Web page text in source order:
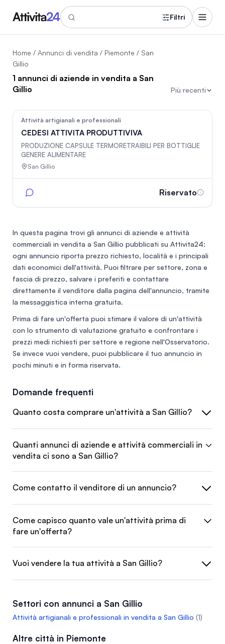
Filtri
Home / Annunci di vendita / Piemonte / San
Gillio
1 annunci di aziende in vendita a San
Gillio
Più recenti
Attività artigianali e professionali
CEDESI ATTIVITA PRODUTTIVIVA
PRODUZIONE CAPSULE TERMORETRAIBILI PER BOTTIGLIE
GENERE ALIMENTARE
San Gillio
Riservato
In questa pagina trovi gli annunci di aziende e attività
commerciali in vendita a San Gillio pubblicati su Attivita24:
ogni annuncio riporta prezzo richiesto, località e i principali
dati economici dell'attività. Puoi filtrare per settore, zona e
fascia di prezzo, salvare i preferiti e contattare
direttamente il venditore dalla pagina dell'annuncio, tramite
la messaggistica interna gratuita.
Prima di fare un'offerta puoi stimare il valore di un'attività
con lo strumento di valutazione gratuito e confrontare i
prezzi medi richiesti per settore e regione nell'Osservatorio.
Se invece vuoi vendere, puoi pubblicare il tuo annuncio in
pochi minuti e in forma riservata.
Domande frequenti
Quanto costa comprare un'attività a San Gillio?
Quanti annunci di aziende e attività commerciali in
vendita ci sono a San Gillio?
Come contatto il venditore di un annuncio?
Come capisco quanto vale un'attività prima di
fare un'offerta?
Vuoi vendere la tua attività a San Gillio?
Settori con annunci a San Gillio
Attività artigianali e professionali in vendita a San Gillio (1)
Altre città in Piemonte